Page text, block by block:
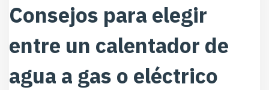
Consejos para elegir
entre un calentador de
agua a gas o eléctrico